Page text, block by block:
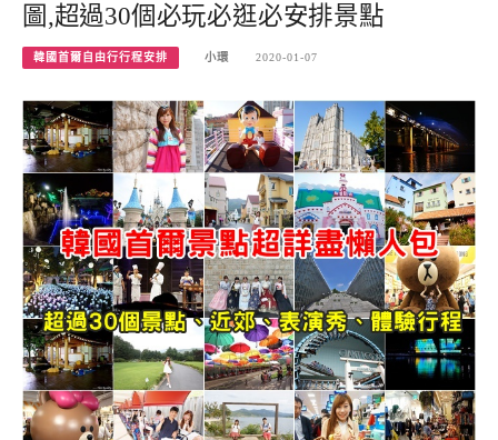
圖,超過30個必玩必逛必安排景點
韓國首爾自由行行程安排 小環 2020-01-07